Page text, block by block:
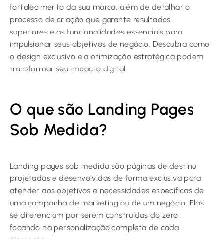
fortalecimento da sua marca, além de detalhar o
processo de criação que garante resultados
superiores e as funcionalidades essenciais para
impulsionar seus objetivos de negócio. Descubra como
o design exclusivo e a otimização estratégica podem
transformar seu impacto digital.
O que são Landing Pages
Sob Medida?
Landing pages sob medida são páginas de destino
projetadas e desenvolvidas de forma exclusiva para
atender aos objetivos e necessidades específicas de
uma campanha de marketing ou de um negócio. Elas
se diferenciam por serem construídas do zero,
focando na personalização completa de cada